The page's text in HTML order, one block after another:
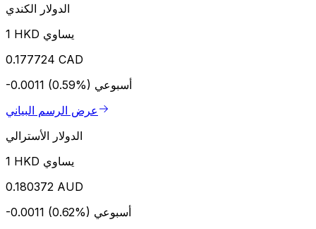
الدولار الكندي
1 HKD يساوي
0.177724 CAD
-0.0011 (0.59%) أسبوعي
عرض الرسم البياني
الدولار الأسترالي
1 HKD يساوي
0.180372 AUD
-0.0011 (0.62%) أسبوعي